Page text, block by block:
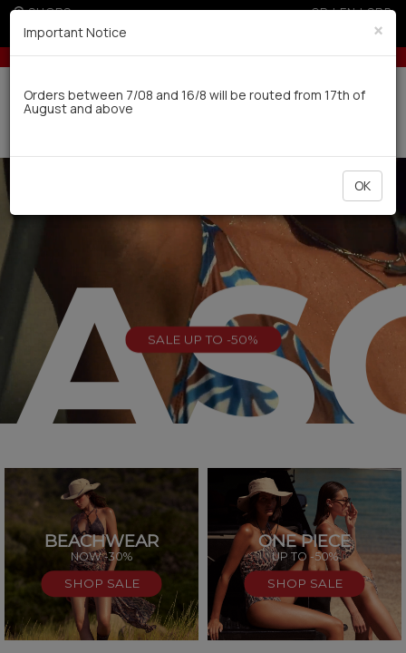
SHOPS GR|EN|SRB
10% off for orders over 250€ for EU & 300€
orders over 100€
Delivery in 7-9 working days via UPS
SALE UP TO -50%
BEACHWEAR
NOW -30%
SHOP SALE
ONE PIECE
UP TO -50%
SHOP SALE
×
Important Notice
Orders between 7/08 and 16/8 will be routed from 17th of
August and above
OK